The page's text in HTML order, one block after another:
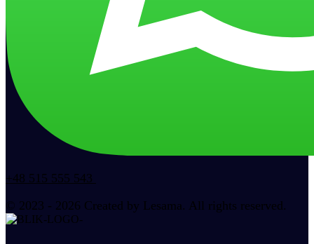
+48 515 555 543
© 2023 - 2026 Created by Lesama. All rights reserved.